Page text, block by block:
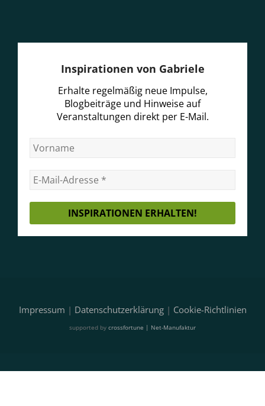
Inspirationen von Gabriele
Erhalte regelmäßig neue Impulse,
Blogbeiträge und Hinweise auf
Veranstaltungen direkt per E-Mail.
Impressum | Datenschutzerklärung| Cookie-Richtlinien
supported by crossfortune | Net-Manufaktur